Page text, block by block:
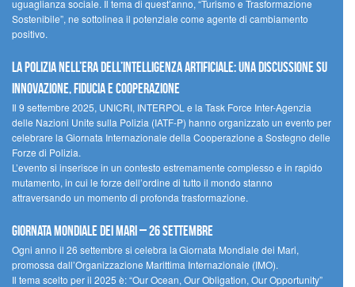
uguaglianza sociale. Il tema di quest’anno, “Turismo e Trasformazione
Sostenibile”, ne sottolinea il potenziale come agente di cambiamento
positivo.
La polizia nell’era dell’Intelligenza Artificiale: una discussione su
innovazione, fiducia e cooperazione
Il 9 settembre 2025, UNICRI, INTERPOL e la Task Force Inter-Agenzia
delle Nazioni Unite sulla Polizia (IATF-P) hanno organizzato un evento per
celebrare la Giornata Internazionale della Cooperazione a Sostegno delle
Forze di Polizia.
L’evento si inserisce in un contesto estremamente complesso e in rapido
mutamento, in cui le forze dell’ordine di tutto il mondo stanno
attraversando un momento di profonda trasformazione.
Giornata Mondiale dei Mari – 26 settembre
Ogni anno il 26 settembre si celebra la Giornata Mondiale dei Mari,
promossa dall’Organizzazione Marittima Internazionale (IMO).
Il tema scelto per il 2025 è: “Our Ocean, Our Obligation, Our Opportunity”